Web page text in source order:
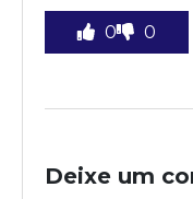
0 0
Deixe um